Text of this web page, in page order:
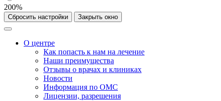
200%
Сбросить настройки Закрыть окно
О центре
Как попасть к нам на лечение
Наши преимущества
Отзывы о врачах и клиниках
Новости
Информация по ОМС
Лицензии, разрешения